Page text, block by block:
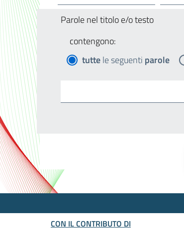
Parole nel titolo e/o testo
contengono:
tuttele seguenti parole
CON IL CONTRIBUTO DI